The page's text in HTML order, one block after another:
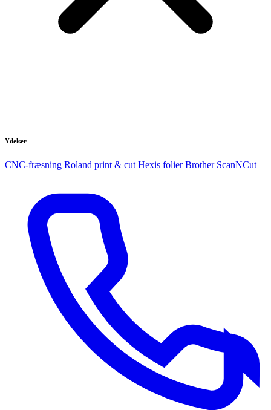
Ydelser
CNC-fræsning Roland print & cut Hexis folier Brother ScanNCut